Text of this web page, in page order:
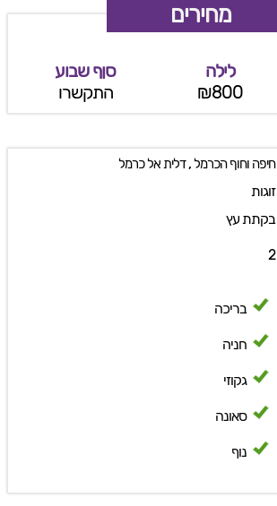
מחירים
לילה
₪800
סןף שבוע
התקשרו
חיפה וחוף הכרמל,דלית אל כרמל
זוגות
בקתת עץ
2
בריכה
חניה
גקוזי
סאונה
נוף